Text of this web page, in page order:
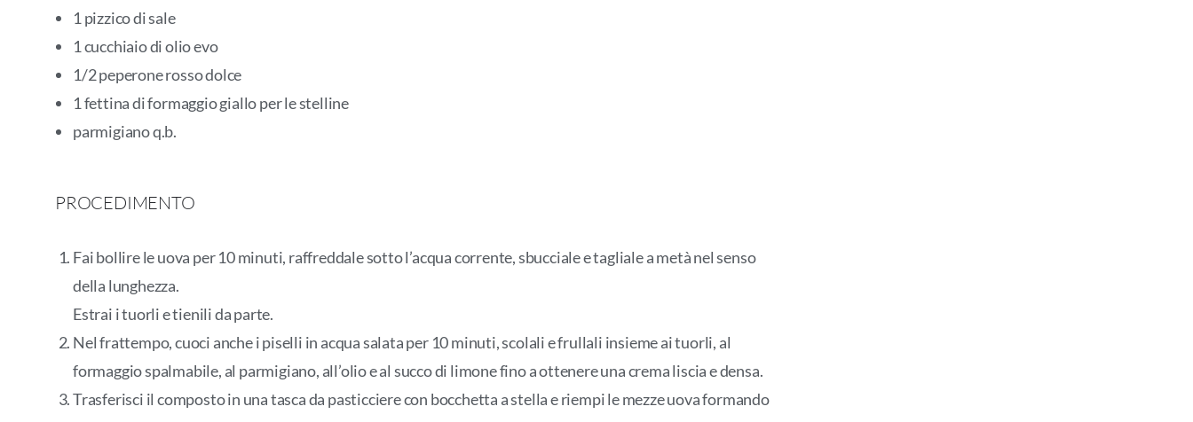
1 pizzico di sale
1 cucchiaio di olio evo
1/2 peperone rosso dolce
1 fettina di formaggio giallo per le stelline
parmigiano q.b.
PROCEDIMENTO
Fai bollire le uova per 10 minuti, raffreddale sotto l’acqua corrente, sbucciale e tagliale a metà nel senso
della lunghezza.
Estrai i tuorli e tienili da parte.
Nel frattempo, cuoci anche i piselli in acqua salata per 10 minuti, scolali e frullali insieme ai tuorli, al
formaggio spalmabile, al parmigiano, all’olio e al succo di limone fino a ottenere una crema liscia e densa.
Trasferisci il composto in una tasca da pasticciere con bocchetta a stella e riempi le mezze uova formando